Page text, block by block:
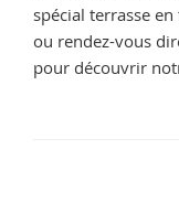
spécial terrasse
ou rendez-vous
pour découvrir